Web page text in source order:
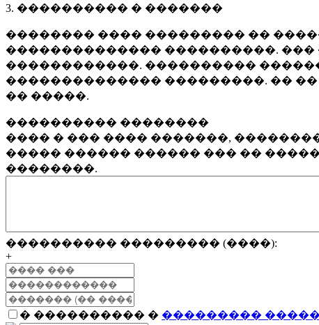
3. ���������� � �������
�������� ���� ��������� ��
�������������� ����������.
������������. ����������
�������������� ���������. ��
�� �����.
���������� ��������
���� � ��� ���� �������,
����� ������ ������ ��� ��
��������.
���������� ��������� (����):
+
� ���������� � ���������